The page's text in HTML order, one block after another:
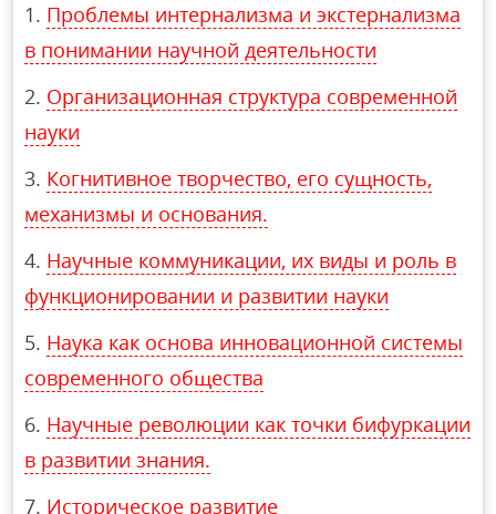
Проблемы интернализма и экстернализма
в понимании научной деятельности
Организационная структура современной
науки
Когнитивное творчество, его сущность,
механизмы и основания.
Научные коммуникации, их виды и роль в
функционировании и развитии науки
Наука как основа инновационной системы
современного общества
Научные революции как точки бифуркации
в развитии знания.
Историческое развитие